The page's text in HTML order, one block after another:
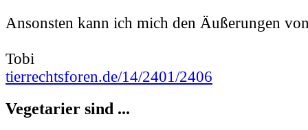
Ansonsten kann ich mich den Äußerungen
Tobi
tierrechtsforen.de/14/2401/2406
Vegetarier sind ...